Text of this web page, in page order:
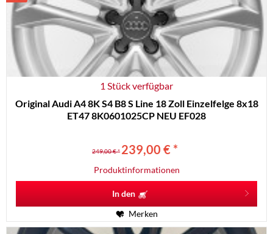
1 Stück verfügbar
Original Audi A4 8K S4 B8 S Line 18 Zoll Einzelfelge 8x18
ET47 8K0601025CP NEU EF028
249,00 € * 239,00 € *
Produktinformationen
In den
Merken